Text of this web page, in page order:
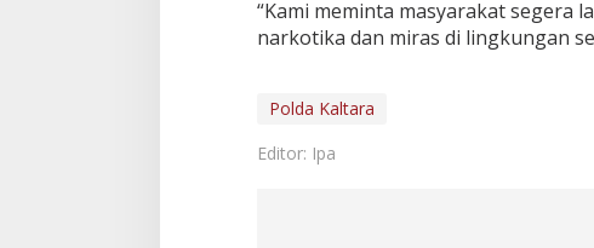
“Kami meminta masyarakat segera
narkotika dan miras di lingkungan
Polda Kaltara
Editor: Ipa